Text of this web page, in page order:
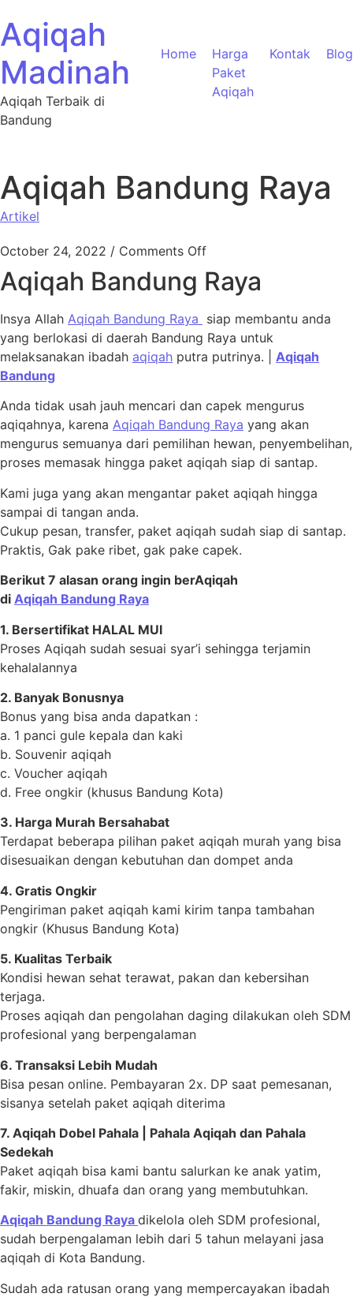
Aqiqah
Madinah
Aqiqah Terbaik di
Bandung
Home
Harga
Paket
Aqiqah
Kontak Blog
Aqiqah Bandung Raya
Artikel
October 24, 2022 / Comments Off
Aqiqah Bandung Raya
Insya Allah Aqiqah Bandung Raya siap membantu anda
yang berlokasi di daerah Bandung Raya untuk
melaksanakan ibadah aqiqah putra putrinya. | Aqiqah
Bandung
Anda tidak usah jauh mencari dan capek mengurus
aqiqahnya, karena Aqiqah Bandung Raya yang akan
mengurus semuanya dari pemilihan hewan, penyembelihan,
proses memasak hingga paket aqiqah siap di santap.
Kami juga yang akan mengantar paket aqiqah hingga
sampai di tangan anda.
Cukup pesan, transfer, paket aqiqah sudah siap di santap.
Praktis, Gak pake ribet, gak pake capek.
Berikut 7 alasan orang ingin berAqiqah
di Aqiqah Bandung Raya
1. Bersertifikat HALAL MUI
Proses Aqiqah sudah sesuai syar’i sehingga terjamin
kehalalannya
2. Banyak Bonusnya
Bonus yang bisa anda dapatkan :
a. 1 panci gule kepala dan kaki
b. Souvenir aqiqah
c. Voucher aqiqah
d. Free ongkir (khusus Bandung Kota)
3. Harga Murah Bersahabat
Terdapat beberapa pilihan paket aqiqah murah yang bisa
disesuaikan dengan kebutuhan dan dompet anda
4. Gratis Ongkir
Pengiriman paket aqiqah kami kirim tanpa tambahan
ongkir (Khusus Bandung Kota)
5. Kualitas Terbaik
Kondisi hewan sehat terawat, pakan dan kebersihan
terjaga.
Proses aqiqah dan pengolahan daging dilakukan oleh SDM
profesional yang berpengalaman
6. Transaksi Lebih Mudah
Bisa pesan online. Pembayaran 2x. DP saat pemesanan,
sisanya setelah paket aqiqah diterima
7. Aqiqah Dobel Pahala | Pahala Aqiqah dan Pahala
Sedekah
Paket aqiqah bisa kami bantu salurkan ke anak yatim,
fakir, miskin, dhuafa dan orang yang membutuhkan.
Aqiqah Bandung Raya dikelola oleh SDM profesional,
sudah berpengalaman lebih dari 5 tahun melayani jasa
aqiqah di Kota Bandung.
Sudah ada ratusan orang yang mempercayakan ibadah